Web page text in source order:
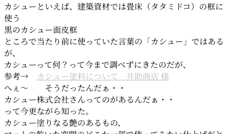
カシューといえば、建築資材では畳床（タタミドコ）の框に
使う
黒のカシュー面皮框
ところで当たり前に使っていた言葉の「カシュー」ではある
が、
カシューって何？って今まで調べずにきたのだが、
参考→ カシュー塗料について 井助商店 様
へぇ～ そうだったんだぁ・・
カシュー株式会社さんってのがあるんだぁ・・
って今更ながら知った。
カシュー塗りなる艶のあるもの、